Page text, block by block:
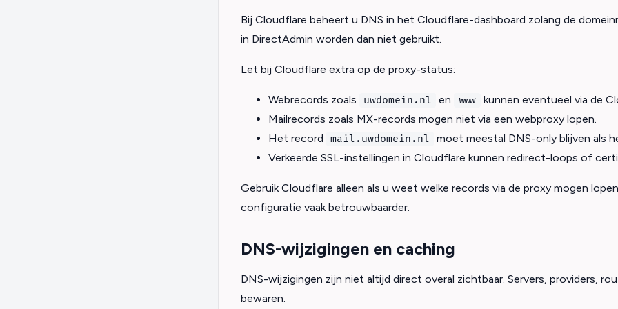
Bij Cloudflare beheert u DNS in het Cloudflare-dashboard zolang de
in DirectAdmin worden dan niet gebruikt.
Let bij Cloudflare extra op de proxy-status:
Webrecords zoals uwdomein.nl en www
kunnen eventueel via de
Mailrecords zoals MX-records mogen niet via een webproxy lopen.
Het record
mail.uwdomein.nl
moet meestal DNS-only blijven als
Verkeerde SSL-instellingen in Cloudflare kunnen redirect-loops of
Gebruik Cloudflare alleen als u weet welke records via de proxy mogen
configuratie vaak betrouwbaarder.
DNS-wijzigingen en caching
DNS-wijzigingen zijn niet altijd direct overal zichtbaar. Servers, providers,
bewaren.